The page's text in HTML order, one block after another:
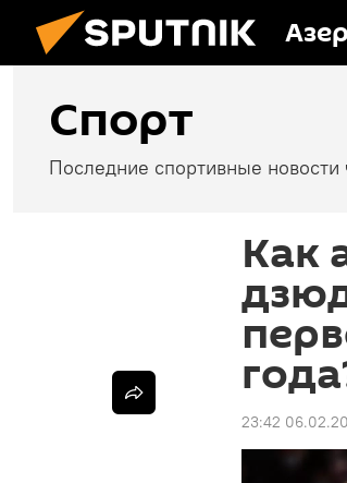
Спорт
Последние спортивные
Как
23:42